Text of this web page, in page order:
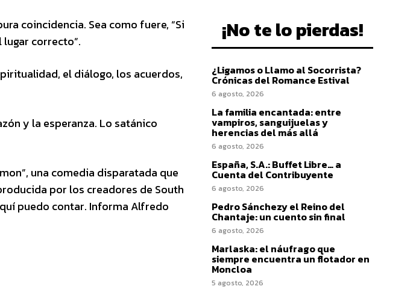
coincidencia. Sea como fuere, “Si
correcto”.
el diálogo, los acuerdos,
y la esperanza. Lo satánico
una comedia disparatada que
por los creadores de South
puedo contar. Informa Alfredo
¡No te lo pierdas!
¿Ligamos o Llamo al Socorrista?
Crónicas del Romance Estival
6 agosto, 2026
La familia encantada: entre
vampiros, sanguijuelas y
herencias del más allá
6 agosto, 2026
España, S.A.: Buffet Libre… a
Cuenta del Contribuyente
6 agosto, 2026
Pedro Sánchezy el Reino del
Chantaje: un cuento sin final
6 agosto, 2026
Marlaska: el náufrago que
siempre encuentra un flotador en
Moncloa
5 agosto, 2026